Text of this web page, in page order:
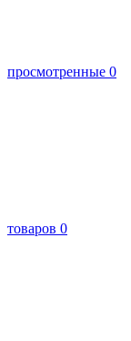
просмотренные 0
товаров 0